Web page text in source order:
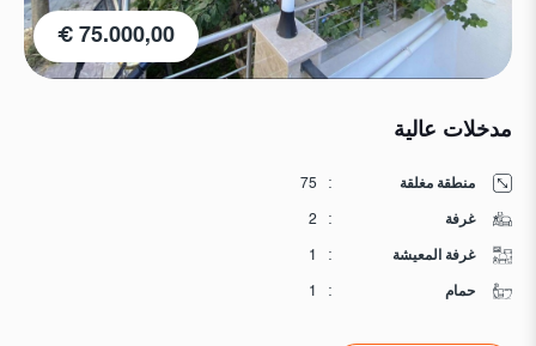
75.000,00 €
مدخلات عالية
منطقة مغلقة :
75
غرفة :
2
غرفة المعيشة :
1
حمام :
1